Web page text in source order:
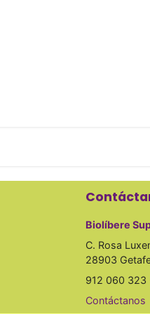
Biolíbere
C. Rosa
28903
912 060 323
Contáctanos